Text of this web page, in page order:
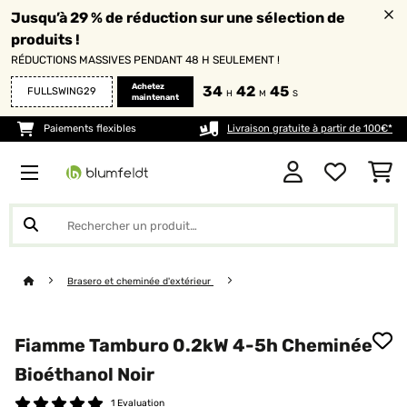
Jusqu’à 29 % de réduction sur une sélection de
produits !
RÉDUCTIONS MASSIVES PENDANT 48 H SEULEMENT !
FULLSWING29
Achetez
maintenant
34 H 42 M 45 S
Paiements flexibles Livraison gratuite à partir de 100€*
Brasero et cheminée d'extérieur
Fiamme Tamburo 0.2kW 4-5h Cheminée
Bioéthanol Noir
1 Evaluation